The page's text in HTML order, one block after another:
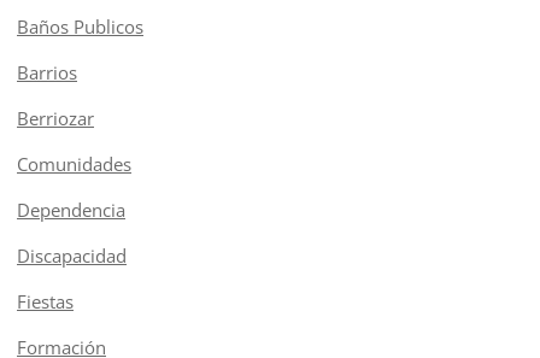
Baños Publicos
Barrios
Berriozar
Comunidades
Dependencia
Discapacidad
Fiestas
Formación